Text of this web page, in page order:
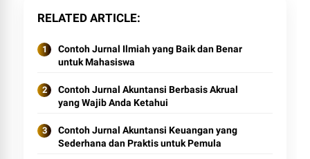
RELATED ARTICLE
Contoh Jurnal Ilmiah yang Baik dan Benar
untuk Mahasiswa
Contoh Jurnal Akuntansi Berbasis Akrual
yang Wajib Anda Ketahui
Contoh Jurnal Akuntansi Keuangan yang
Sederhana dan Praktis untuk Pemula